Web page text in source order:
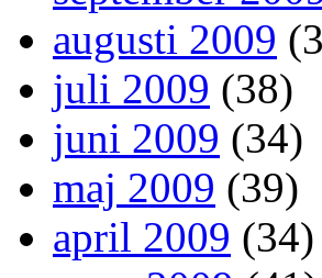
augusti 2009
juli 2009 (38)
juni 2009 (34)
maj 2009 (39)
april 2009 (34)